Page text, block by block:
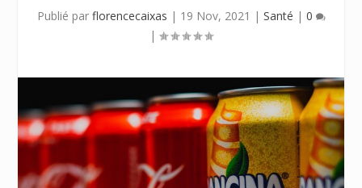
Publié par florencecaixas | 19 Nov, 2021 | Santé | 0
|